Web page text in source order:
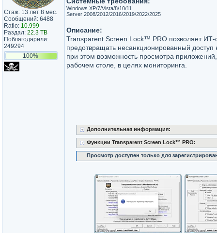
Стаж: 13 лет 8 мес.
Сообщений: 6488
Ratio: 10.999
Раздал: 22.3 TB
Поблагодарили:
249294
100%
Windows XP/7/Vista/8/10/11
Server 2008/2012/2016/2019/2022/2025
Описание:
Transparent Screen Lock™ PRO позволяет ИТ-
предотвращать несанкционированный доступ
при этом возможность просмотра
рабочем столе, в целях мониторинга.
Дополнительная информация:
Функции Transparent Screen Lock™ PRO:
Просмотр доступен только для